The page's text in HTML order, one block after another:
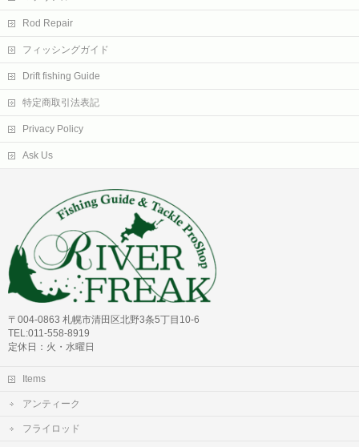
Rod Repair
フィッシングガイド
Drift fishing Guide
特定商取引法表記
Privacy Policy
Ask Us
〒004-0863 札幌市清田区北野3条5丁目10-6
TEL:011-558-8919
定休日：火・水曜日
Items
アンティーク
フライロッド